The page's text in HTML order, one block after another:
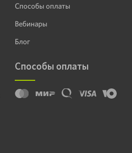
Способы оплаты
Вебинары
Блог
Способы оплаты